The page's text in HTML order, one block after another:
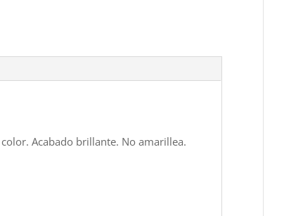
Acabado brillante. No amarillea.